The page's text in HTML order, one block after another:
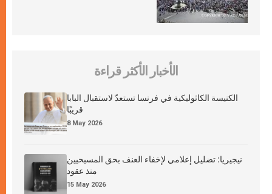
الأخبار الأكثر قراءة
الكنيسة الكاثوليكية في فرنسا تستعدّ لاستقبال البابا
قريبًا
8 May 2026
نيجيريا: تضليل إعلامي لإخفاء العنف بحق المسيحيين
منذ عقود
15 May 2026